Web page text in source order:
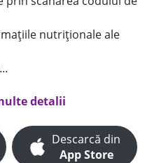
nutriționale ale
detalii
Descarcă din
App Store